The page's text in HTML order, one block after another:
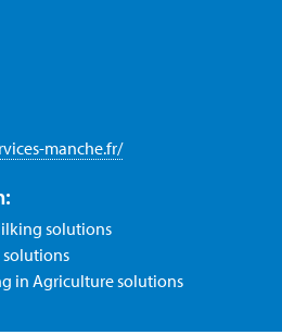
manche.fr/
solutions
in Agriculture solutions